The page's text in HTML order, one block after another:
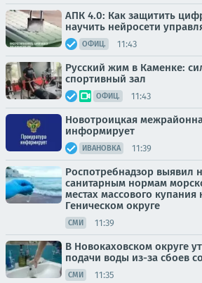
АПК 4.0: Как защитить
научить нейросети
ОФИЦ. 11:43
Русский жим в Каменке:
спортивный зал
ОФИЦ. 11:43
Новотроицкая
информирует
ИВАНОВКА 11:39
Роспотребнадзор выявил
санитарным нормам
местах массового купания
Геническом округе
СМИ 11:39
В Новокаховском округе
подачи воды из-за сбоев
СМИ 11:35